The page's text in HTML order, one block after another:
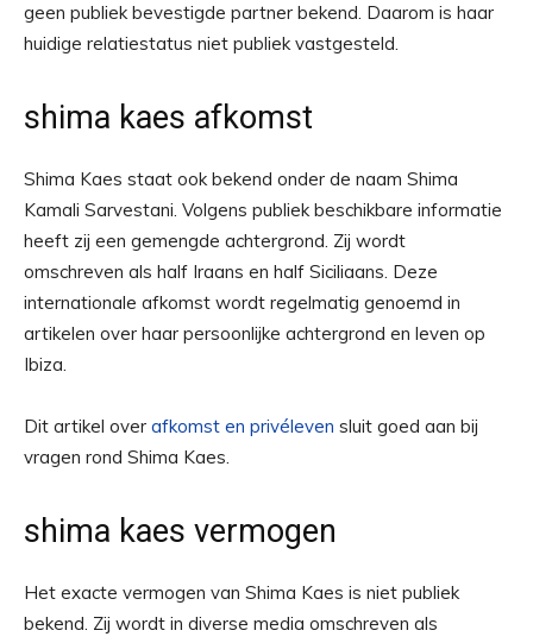
geen publiek bevestigde partner bekend. Daarom is haar
huidige relatiestatus niet publiek vastgesteld.
shima kaes afkomst
Shima Kaes staat ook bekend onder de naam Shima
Kamali Sarvestani. Volgens publiek beschikbare informatie
heeft zij een gemengde achtergrond. Zij wordt
omschreven als half Iraans en half Siciliaans. Deze
internationale afkomst wordt regelmatig genoemd in
artikelen over haar persoonlijke achtergrond en leven op
Ibiza.
Dit artikel over afkomst en privéleven sluit goed aan bij
vragen rond Shima Kaes.
shima kaes vermogen
Het exacte vermogen van Shima Kaes is niet publiek
bekend. Zij wordt in diverse media omschreven als